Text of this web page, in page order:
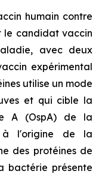
humain contre
le candidat vaccin
avec deux
expérimental
utilise un mode
et qui cible la
A (OspA) de la
à l'origine de la
des protéines de
bactérie présente